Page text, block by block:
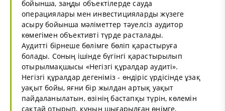
бойынша, заңды объектілерде сауда
операциялары мен инвестицияларды жүзеге
асыру бойынша мәліметтер тәуелсіз аудитор
көмегімен объективті түрде расталады.
Аудитті бірнеше бөлімге бөліп қарастыруға
болады. Соның ішінде бүгінгі қарастырылып
отырылмақшысы «Негізгі құралдар аудиті».
Негізгі құралдар дегеніміз - өндіріс үрдісінде ұзақ
уақыт бойы, яғни бір жылдан артық уақыт
пайдаланылатын, өзінің бастапқы түрін, көлемін
сақтай отырып, құнын шығарылған өнімге,